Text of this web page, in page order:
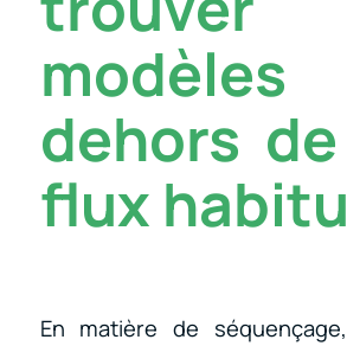
dehors
flux
En matière de